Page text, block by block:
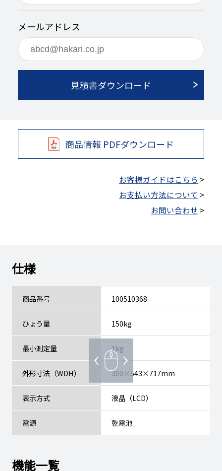
メールアドレス
見積書ダウンロード
商品情報 PDFダウンロード
お客様ガイドはこちら >
お支払い方法について >
お問い合わせ >
仕様
商品番号 100510368
ひょう量 150kg
最小測定量 1kg
外形寸法（WDH） 300×543×717mm
表示方式 液晶（LCD）
電源 乾電池
機能一覧